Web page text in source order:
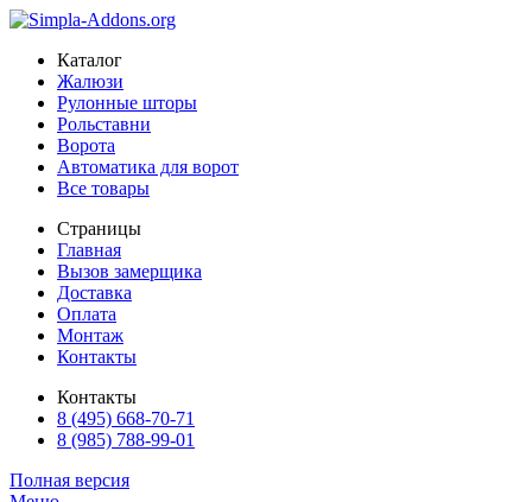
Каталог
Жалюзи
Рулонные шторы
Рольставни
Ворота
Автоматика для ворот
Все товары
Страницы
Главная
Вызов замерщика
Доставка
Оплата
Монтаж
Контакты
Контакты
8 (495) 668-70-71
8 (985) 788-99-01
Полная версия